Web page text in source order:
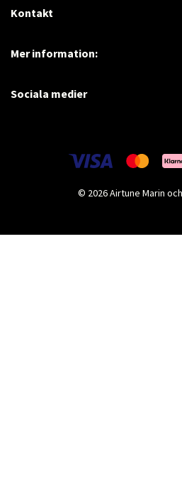
Kontakt
Mer information:
Sociala medier
© 2026 Airtune Marin